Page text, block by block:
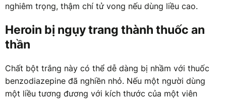
nghiêm trọng, thậm chí tử vong nếu dùng liều cao.
Heroin bị ngụy trang thành thuốc an
thần
Chất bột trắng này có thể dễ dàng bị nhầm với thuốc
benzodiazepine đã nghiền nhỏ. Nếu một người dùng
một liều tương đương với kích thước của một viên